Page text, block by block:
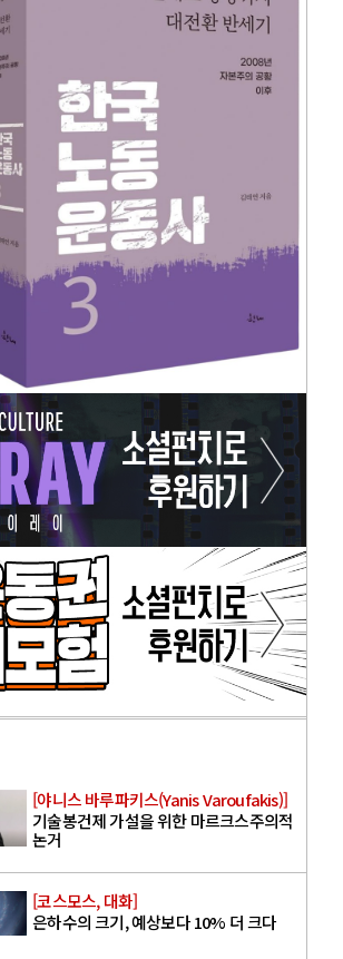
[야니스 바루파키스(Yanis Varoufakis)]
기술봉건제 가설을 위한 마르크스주의적
논거
[코스모스, 대화]
은하수의 크기, 예상보다 10% 더 크다